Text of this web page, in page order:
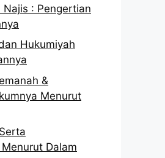
Najis : Pengertian
Hukumiyah
&
Menurut
Dalam